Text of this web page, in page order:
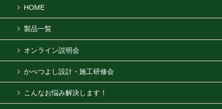
HOME
製品一覧
オンライン説明会
かべつよし設計・施工研修会
こんなお悩み解決します！